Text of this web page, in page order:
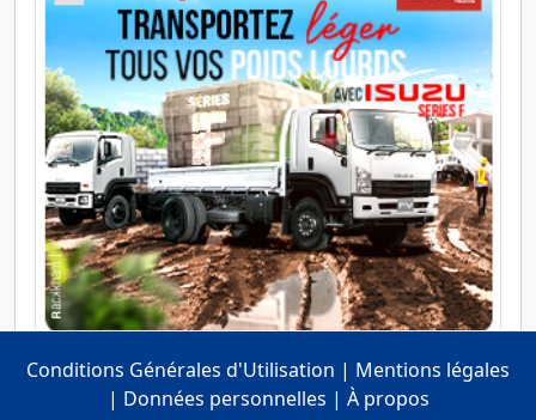
Conditions Générales d'Utilisation | Mentions légales
| Données personnelles | À propos